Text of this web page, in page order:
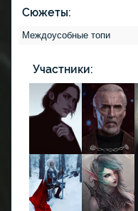
Сюжеты:
Междоусобные топи
Участники: